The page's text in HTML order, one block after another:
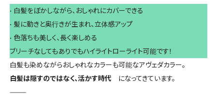
• 白髪をぼかしながら、おしゃれにカバーできる
• 髪に動きと奥行きが生まれ、立体感アップ
• 色落ちも美しく、長く楽しめる
ブリーチなしてもありでもハイライトローライト可能です！
白髪も染めながらおしゃれなカラーも可能なアヴェダカラー。
白髪は隠すのではなく、活かす時代 になってきています。
⸻